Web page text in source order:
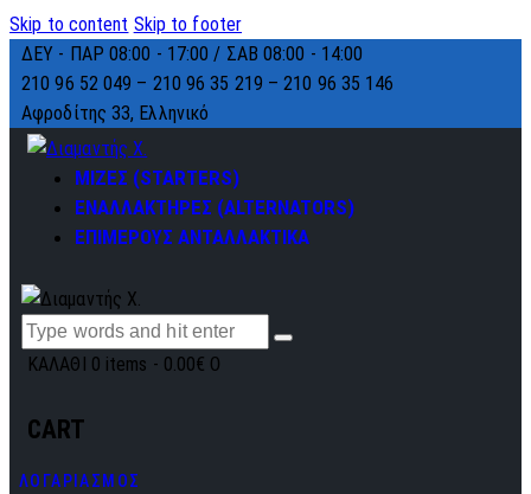
Skip to content Skip to footer
ΔΕΥ - ΠΑΡ 08:00 - 17:00 / ΣΑΒ 08:00 - 14:00
210 96 52 049 – 210 96 35 219 –210 96 35 146
Αφροδίτης 33, Ελληνικό
ΜΙΖΕΣ (STARTERS)
ΕΝΑΛΛΑΚΤΗΡΕΣ (ALTERNATORS)
ΕΠΙΜΕΡΟΥΣ ΑΝΤΑΛΛΑΚΤΙΚΑ
ΚΑΛΑΘΙ 0 items - 0.00€ 0
CART
ΛΟΓΑΡΙΑΣΜΟΣ